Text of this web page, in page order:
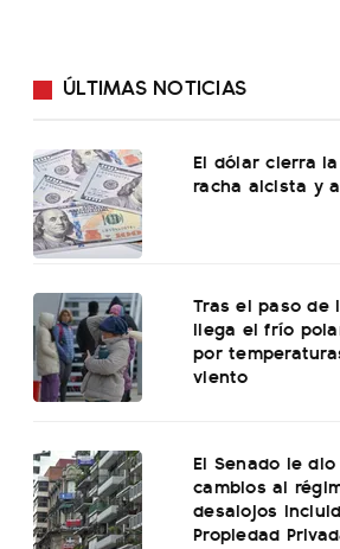
ÚLTIMAS NOTICIAS
El dólar cierra
racha alcista y
Tras el paso de
llega el frío
por
viento
El Senado le
cambios al
desalojos
Propiedad